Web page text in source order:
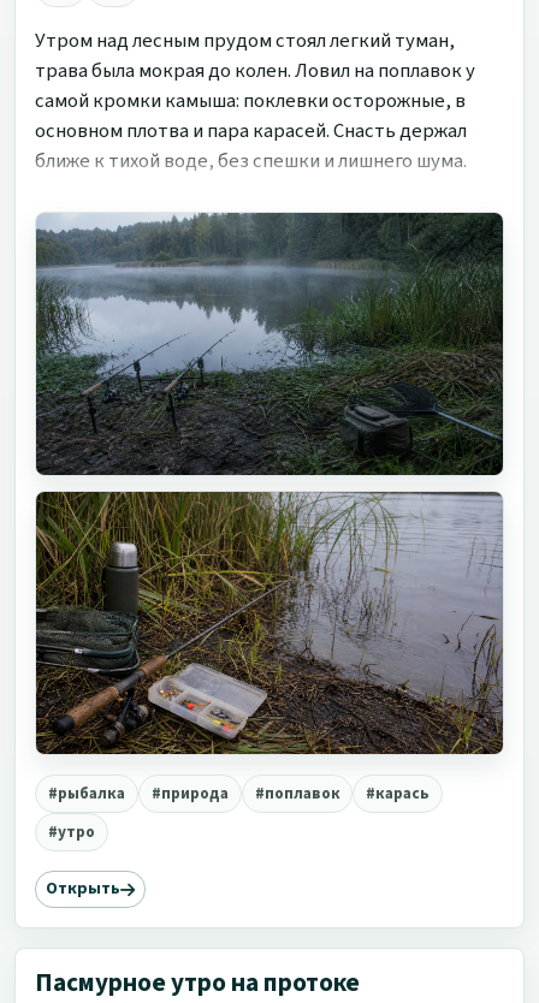
Утром над лесным прудом стоял легкий туман,
трава была мокрая до колен. Ловил на поплавок у
самой кромки камыша: поклевки осторожные, в
основном плотва и пара карасей. Снасть держал
ближе к тихой воде, без спешки и лишнего шума.
#рыбалка #природа #поплавок
#карась
#утро
Открыть
Пасмурное утро на протоке